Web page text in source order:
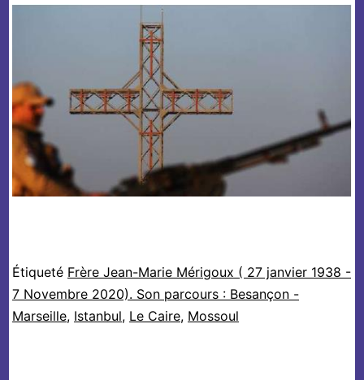
Étiqueté Frère Jean-Marie Mérigoux ( 27 janvier 1938 -
7 Novembre 2020). Son parcours : Besançon -
Marseille, Istanbul, Le Caire, Mossoul